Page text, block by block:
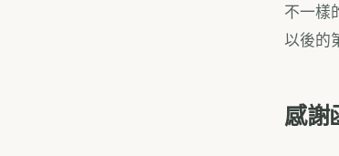
不一樣
以後的
感謝